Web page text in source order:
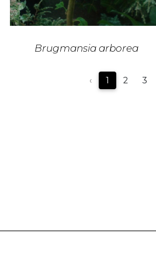
Brugmansia arborea
‹ 1 2 3